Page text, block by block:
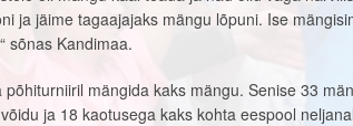
ja jäime tagaajajaks mängu lõpuni. Ise
sõnas Kandimaa.
mängida kaks mängu. Senise 33
ja 18 kaotusega kaks kohta eespool neljanal